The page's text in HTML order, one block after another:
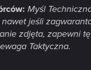
Myśl
jeśli
zdjęta, zapewni
Taktyczna.